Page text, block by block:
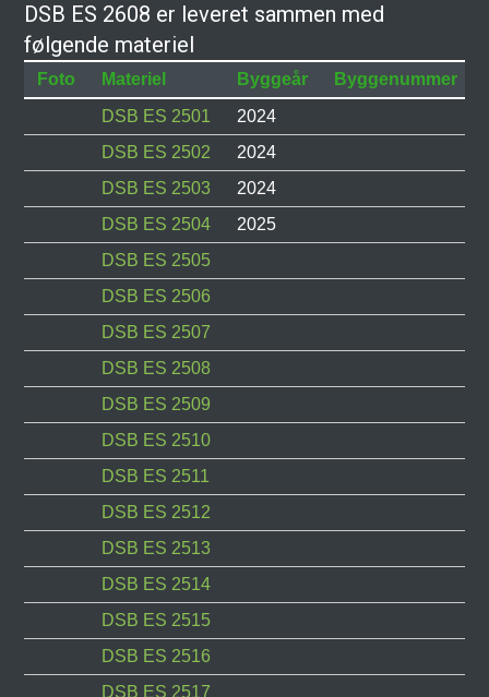
DSB ES 2608 er leveret sammen med
følgende materiel
Foto Materiel Byggeår Byggenummer
DSB ES 2501
2024
DSB ES 2502
2024
DSB ES 2503
2024
DSB ES 2504
2025
DSB ES 2505
DSB ES 2506
DSB ES 2507
DSB ES 2508
DSB ES 2509
DSB ES 2510
DSB ES 2511
DSB ES 2512
DSB ES 2513
DSB ES 2514
DSB ES 2515
DSB ES 2516
DSB ES 2517